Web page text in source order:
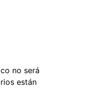
no será
están